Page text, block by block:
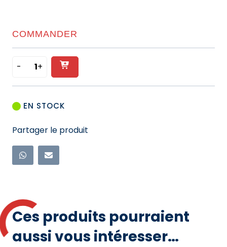
COMMANDER
- quantité
de
POUR
4P
-
16
CONNECTEUR
+
Ajouter
au
panier
EN STOCK
Partager le produit
Ces produits pourraient
aussi vous intéresser…